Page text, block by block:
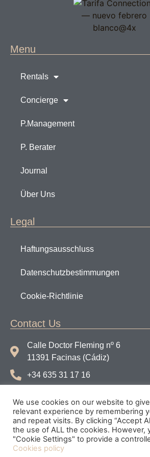
Menu
Rentals
Concierge
P.Management
P. Berater
Journal
Über Uns
Legal
Haftungsausschluss
Datenschutzbestimmungen
Cookie-Richtlinie
Contact Us
Calle Doctor Fleming nº 6
11391 Facinas (Cádiz)
+34 635 31 17 16
Instagram
Facebook
We use cookies on our website to
relevant experience by remembering
and repeat visits. By clicking “Accept
the use of ALL the cookies. However,
"Cookie Settings" to provide a
Cookies policy